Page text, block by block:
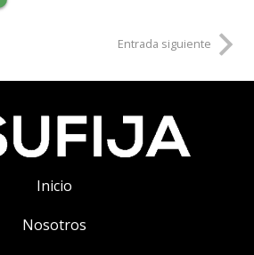
Entrada siguiente
Inicio
Nosotros